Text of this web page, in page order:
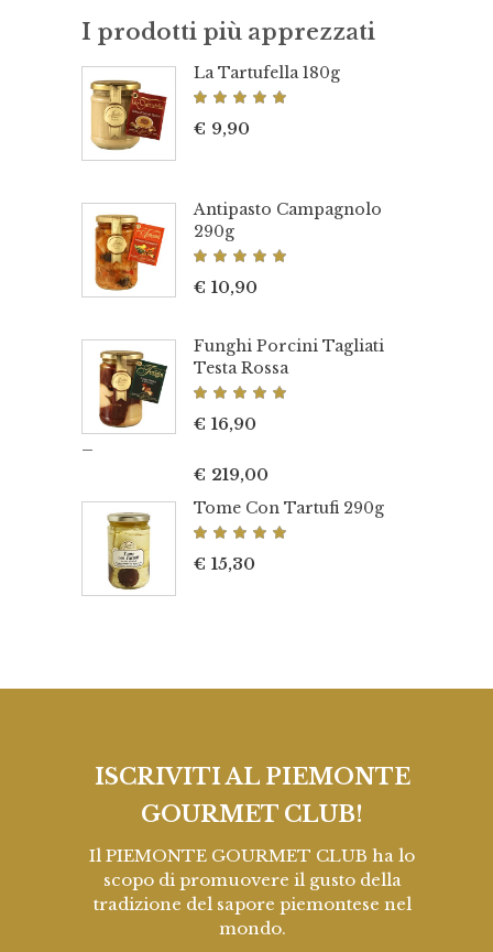
I prodotti più apprezzati
La Tartufella 180g
su 5
€ 9,90
Antipasto Campagnolo
290g
5.00
su 5
€ 10,90
Funghi Porcini Tagliati
Testa Rossa
5.00
su 5
€ 16,90
–
€ 219,00
Tome Con Tartufi 290g
5.00
su 5
€ 15,30
ISCRIVITI AL PIEMONTE
GOURMET CLUB!
Il PIEMONTE GOURMET CLUB ha lo
scopo di promuovere il gusto della
tradizione del sapore piemontese nel
mondo.